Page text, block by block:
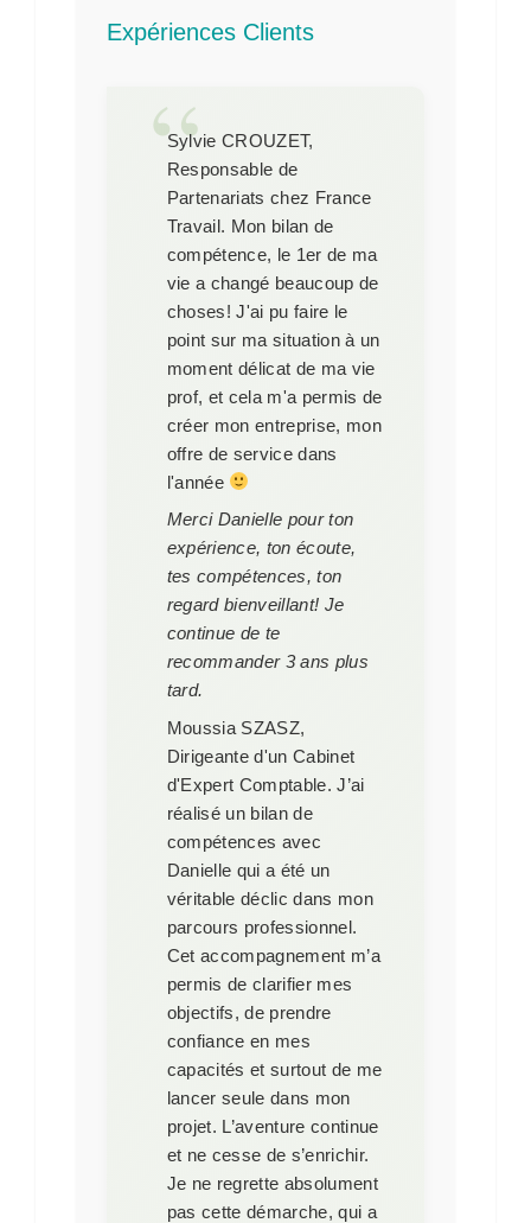
Expériences Clients
Sylvie CROUZET,
Responsable de
Partenariats chez France
Travail. Mon bilan de
compétence, le 1er de ma
vie a changé beaucoup de
choses! J'ai pu faire le
point sur ma situation à un
moment délicat de ma vie
prof, et cela m'a permis de
créer mon entreprise, mon
offre de service dans
l'année
Merci Danielle pour ton
expérience, ton écoute,
tes compétences, ton
regard bienveillant! Je
continue de te
recommander 3 ans plus
tard.
Moussia SZASZ,
Dirigeante d'un Cabinet
d'Expert Comptable. J’ai
réalisé un bilan de
compétences avec
Danielle qui a été un
véritable déclic dans mon
parcours professionnel.
Cet accompagnement m’a
permis de clarifier mes
objectifs, de prendre
confiance en mes
capacités et surtout de me
lancer seule dans mon
projet. L’aventure continue
et ne cesse de s’enrichir.
Je ne regrette absolument
pas cette démarche, qui a